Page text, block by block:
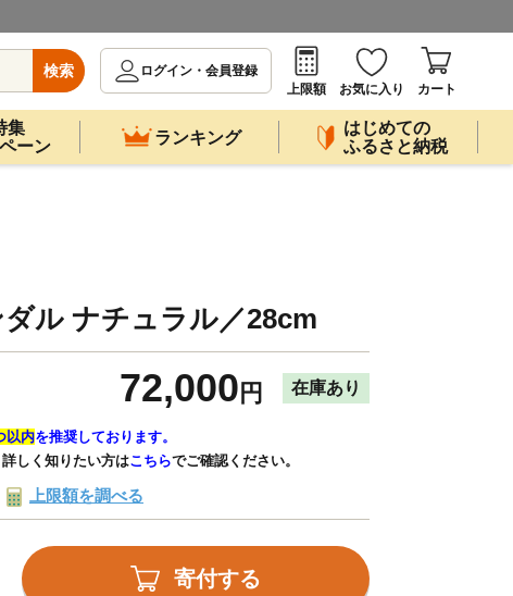
検索
ログイン・会員登録
上限額
お気に入り カート
集
ーン
ランキング
はじめての
ふるさと納税
ル ナチュラル／28cm
72,000 円 在庫あり
以内を推奨しております。
しく知りたい方はこちらでご確認ください。
上限額を調べる
寄付する